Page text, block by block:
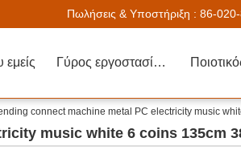
Πωλήσεις & Υποστήριξη : 86-
εμείς Γύρος εργοστασίων
connect machine metal PC electricity music
music white 6 coins 135cm